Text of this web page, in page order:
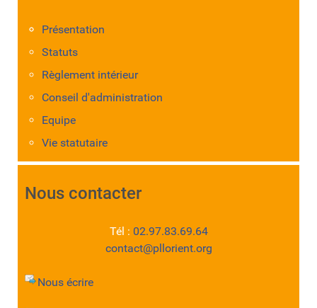
Présentation
Statuts
Règlement intérieur
Conseil d'administration
Equipe
Vie statutaire
Nous contacter
Tél : 02.97.83.69.64
contact@pllorient.org
Nous écrire